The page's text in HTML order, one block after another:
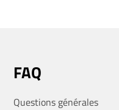
FAQ
Questions générales